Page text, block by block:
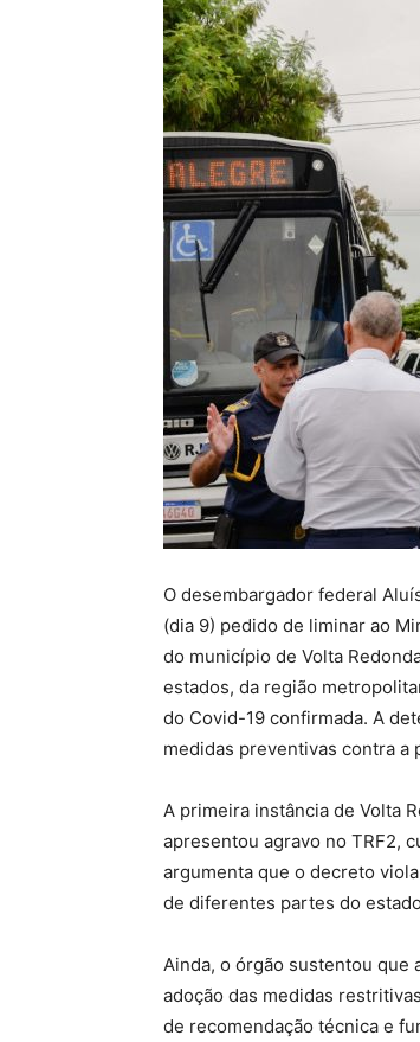
O desembargador federal
(dia 9) pedido de liminar ao
do município de Volta
estados, da região
do Covid-19 confirmada. A
medidas preventivas contra a
A primeira instância de Volta
apresentou agravo no TRF2,
argumenta que o decreto
de diferentes partes do
Ainda, o órgão sustentou que
adoção das medidas
de recomendação técnica e